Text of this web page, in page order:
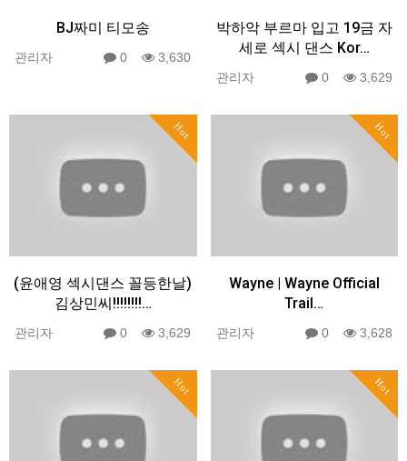
BJ짜미 티모송
관리자 0 3,630
박하악 부르마 입고 19금 자
세로 섹시 댄스 Kor…
관리자 0 3,629
Hot
(윤애영 섹시댄스 꼴등한날)
김상민씨!!!!!!!!…
관리자 0 3,629
Hot
Wayne | Wayne Official
Trail…
관리자 0 3,628
Hot Hot